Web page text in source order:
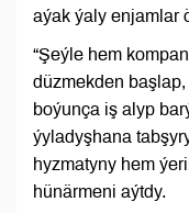
aýak ýaly enjamlar
“Şeýle hem
düzmekden
boýunça iş alyp
ýyladyşhana
hyzmatyny hem
hünärmeni aýtdy.